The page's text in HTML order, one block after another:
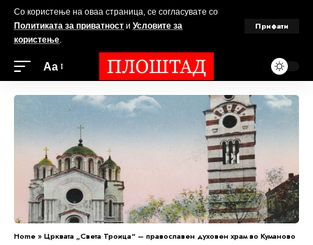
Со користење на оваа страница, се согласувате со
Политиката за приватност и Условите за
користење.
Прифати
Аа
Home»Црквата „Света Троица“ – православен духовен храм во Куманово